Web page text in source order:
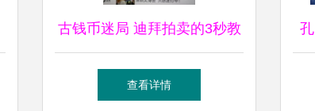
古钱币迷局 迪拜拍卖的3秒教
训——受害者付3万寻求天价
查看详情